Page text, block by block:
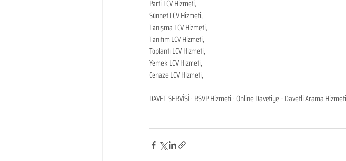
Parti LCV Hizmeti,
Sünnet LCV Hizmeti,
Tanışma LCV Hizmeti,
Tanıtım LCV Hizmeti,
Toplantı LCV Hizmeti,
Yemek LCV Hizmeti,
Cenaze LCV Hizmeti,
DAVET SERVİSİ - RSVP Hizmeti - Online Davetiye - Davetli Arama Hizmeti